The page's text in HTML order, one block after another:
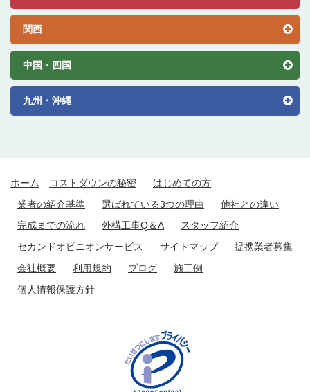
関西
中国・四国
九州・沖縄
ホーム コストダウンの秘密
はじめての方
業者の紹介基準
選ばれている3つの理由
他社との違い
完成までの流れ
外構工事Q＆A
スタッフ紹介
セカンドオピニオンサービス
サイトマップ
提携業者募集
会社概要
利用規約 ブログ
施工例
個人情報保護方針